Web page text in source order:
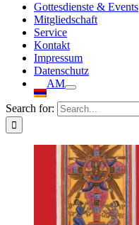
Gottesdienste & Events
Mitgliedschaft
Service
Kontakt
Impressum
Datenschutz
AM
Search for: